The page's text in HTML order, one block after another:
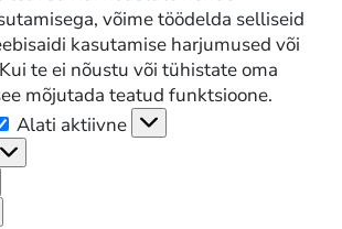
võime töödelda selliseid
kasutamise harjumused või
te ei nõustu või tühistate oma
mõjutada teatud funktsioone.
Funktsionaalne
Alati aktiivne